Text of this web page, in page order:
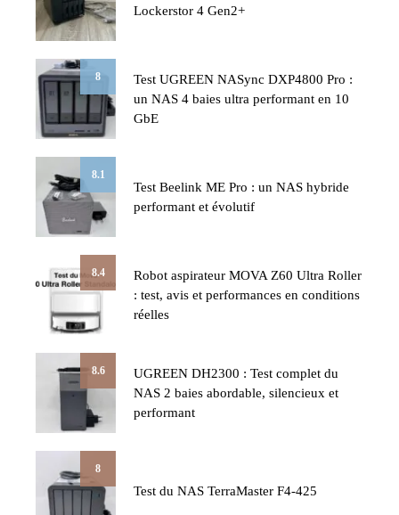
Lockerstor 4 Gen2+
8
Test UGREEN NASync DXP4800 Pro :
un NAS 4 baies ultra performant en 10
GbE
8.1
Test Beelink ME Pro : un NAS hybride
performant et évolutif
8.4
Robot aspirateur MOVA Z60 Ultra Roller
: test, avis et performances en conditions
réelles
8.6
UGREEN DH2300 : Test complet du
NAS 2 baies abordable, silencieux et
performant
8
Test du NAS TerraMaster F4-425